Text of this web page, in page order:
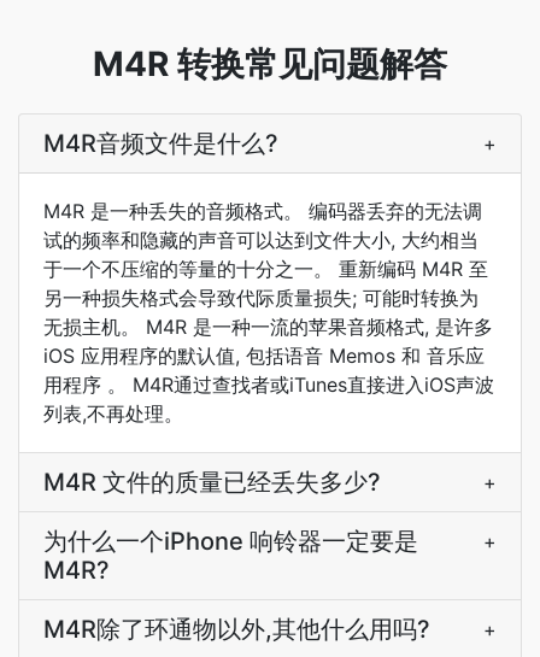
M4R 转换常见问题解答
M4R音频文件是什么? +
M4R 是一种丢失的音频格式。 编码器丢弃的无法调
试的频率和隐藏的声音可以达到文件大小, 大约相当
于一个不压缩的等量的十分之一。 重新编码 M4R 至
另一种损失格式会导致代际质量损失; 可能时转换为
无损主机。 M4R 是一种一流的苹果音频格式, 是许多
iOS 应用程序的默认值, 包括语音 Memos 和 音乐应
用程序 。 M4R通过查找者或iTunes直接进入iOS声波
列表,不再处理。
M4R 文件的质量已经丢失多少? +
为什么一个iPhone 响铃器一定要是
M4R?
+
M4R除了环通物以外,其他什么用吗? +